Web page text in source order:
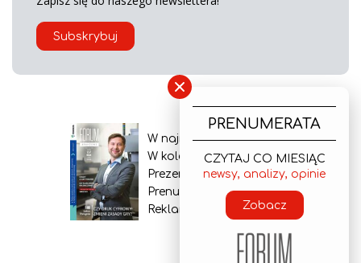
Subskrybuj
W najnowszym wydaniu
W kolejnym numerze
Prezentacja gazety
Prenumerata
Reklama
×
PRENUMERATA
CZYTAJ CO MIESIĄC
newsy, analizy, opinie
Zobacz